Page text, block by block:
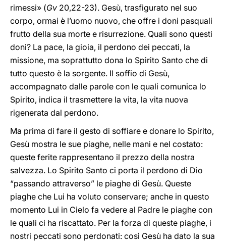
rimessi» (Gv 20,22-23). Gesù, trasfigurato nel suo
corpo, ormai è l’uomo nuovo, che offre i doni pasquali
frutto della sua morte e risurrezione. Quali sono questi
doni? La pace, la gioia, il perdono dei peccati, la
missione, ma soprattutto dona lo Spirito Santo che di
tutto questo è la sorgente. Il soffio di Gesù,
accompagnato dalle parole con le quali comunica lo
Spirito, indica il trasmettere la vita, la vita nuova
rigenerata dal perdono.
Ma prima di fare il gesto di soffiare e donare lo Spirito,
Gesù mostra le sue piaghe, nelle mani e nel costato:
queste ferite rappresentano il prezzo della nostra
salvezza. Lo Spirito Santo ci porta il perdono di Dio
“passando attraverso” le piaghe di Gesù. Queste
piaghe che Lui ha voluto conservare; anche in questo
momento Lui in Cielo fa vedere al Padre le piaghe con
le quali ci ha riscattato. Per la forza di queste piaghe, i
nostri peccati sono perdonati: così Gesù ha dato la sua